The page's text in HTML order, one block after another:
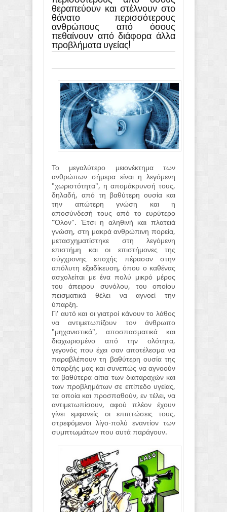
θεραπεύουν και στέλνουν στο
θάνατο περισσότερους
ανθρώπους από όσους
πεθαίνουν από διάφορα άλλα
προβλήματα υγείας!
Το μεγαλύτερο μειονέκτημα των
ανθρώπων σήμερα είναι η λεγόμενη
"χωριστότητα", η απομάκρυνσή τους,
δηλαδή, από τη βαθύτερη ουσία και
την απώτερη γνώση και η
αποσύνδεσή τους από το ευρύτερο
"Όλον". Έτσι η αληθινή και πλατειά
γνώση, στη μακρά ανθρώπινη πορεία,
μετασχηματίστηκε στη λεγόμενη
επιστήμη και οι επιστήμονες της
σύγχρονης εποχής πέρασαν στην
απόλυτη εξειδίκευση, όπου ο καθένας
ασχολείται με ένα πολύ μικρό μέρος
του άπειρου συνόλου, του οποίου
πεισματικά θέλει να αγνοεί την
ύπαρξη.
Γι' αυτό και οι γιατροί κάνουν το λάθος
να αντιμετωπίζουν τον άνθρωπο
"μηχανιστικά", αποσπασματικά και
διαχωρισμένο από την ολότητα,
γεγονός που έχει σαν αποτέλεσμα να
παραβλέπουν τη βαθύτερη ουσία της
ύπαρξής μας και συνεπώς να αγνοούν
τα βαθύτερα αίτια των διαταραχών και
των προβλημάτων σε επίπεδο υγείας,
τα οποία και προσπαθούν, εν τέλει, να
αντιμετωπίσουν, αφού πλέον έχουν
γίνει εμφανείς οι επιπτώσεις τους,
στρεφόμενοι λίγο-πολύ εναντίον των
συμπτωμάτων που αυτά παράγουν.